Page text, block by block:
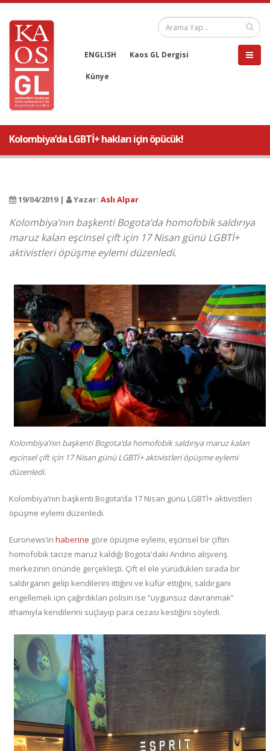
ENGLISH Kaos GL Dergisi
Künye
Kolombiya’da LGBTİ+ hakları için öpücük!
19/04/2019 | Yazar: Aslı Alpar
Kolombiya’nın başkenti Bogota’da homofobik saldırıya
maruz kalan eşcinsel çift için 17 Nisan günü LGBTİ+
aktivistleri öpüşme eylemi düzenledi.
Kolombiya’nın başkenti Bogota’da homofobik saldırıya maruz kalan
eşcinsel çift için 17 Nisan günü LGBTİ+ aktivistleri öpüşme eylemi
düzenledi.
Kolombiya’nın başkenti Bogota’da 17 Nisan günü LGBTİ+ aktivistleri
öpüşme eylemi düzenledi.
Euronews’in haberine göre öpüşme eylemi, eşcinsel bir çiftin
homofobik tacize maruz kaldığı Bogota'daki Andino alışveriş
merkezinin önünde gerçekleşti. Çift el ele yürüdükleri sırada bir
saldırganın gelip kendilerini ittiğini ve küfür ettiğini, saldırganı
engellemek için çağırdıkları polisin ise “uygunsuz davranmak”
ithamıyla kendilerini suçlayıp para cezası kestiğini söyledi.